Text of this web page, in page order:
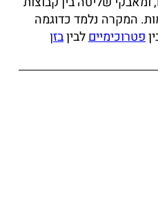
המקרה נלמד כדוגמה
פטרוכימייםלביןבזן